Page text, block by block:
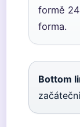
formě
forma.
Bottom